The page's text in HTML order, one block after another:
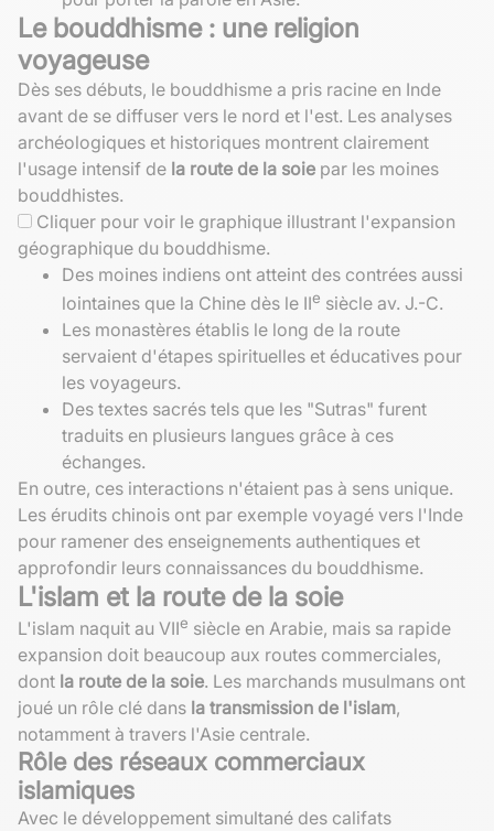
Le bouddhisme : une religion
voyageuse
Dès ses débuts, le bouddhisme a pris racine en Inde
avant de se diffuser vers le nord et l'est. Les analyses
archéologiques et historiques montrent clairement
l'usage intensif de la route de la soie par les moines
bouddhistes.
Cliquer pour voir le graphique illustrant l'expansion
géographique du bouddhisme.
Des moines indiens ont atteint des contrées aussi
lointaines que la Chine dès le IIe siècle av. J.-C.
Les monastères établis le long de la route
servaient d'étapes spirituelles et éducatives pour
les voyageurs.
Des textes sacrés tels que les "Sutras" furent
traduits en plusieurs langues grâce à ces
échanges.
En outre, ces interactions n'étaient pas à sens unique.
Les érudits chinois ont par exemple voyagé vers l'Inde
pour ramener des enseignements authentiques et
approfondir leurs connaissances du bouddhisme.
L'islam et la route de la soie
L'islam naquit au VIIe siècle en Arabie, mais sa rapide
expansion doit beaucoup aux routes commerciales,
dont la route de la soie. Les marchands musulmans ont
joué un rôle clé dans la transmission de l'islam,
notamment à travers l'Asie centrale.
Rôle des réseaux commerciaux
islamiques
Avec le développement simultané des califats